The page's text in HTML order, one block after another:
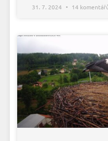
31. 7. 2024 14